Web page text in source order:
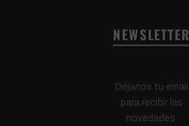
NEWSLETTER
Déjanos tu email
para recibir las
novedades: